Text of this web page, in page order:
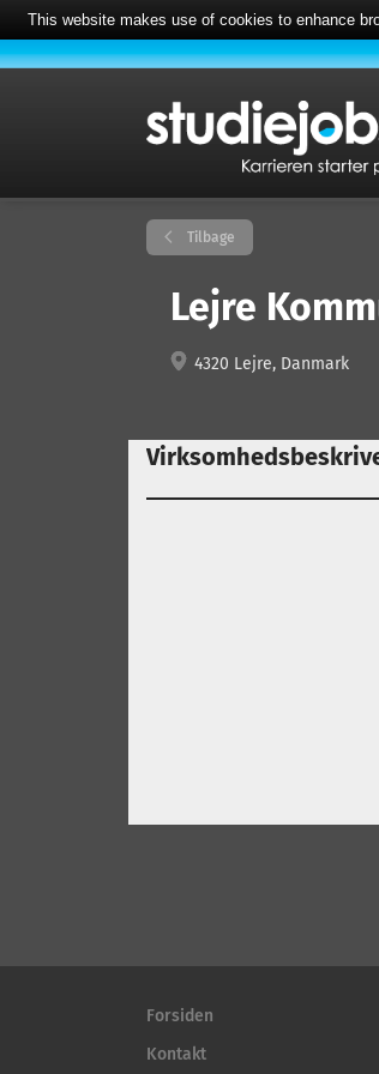
Tilbage
Lejre
4320 Lejre, Danmark
Forsiden
Kontakt
This website makes use of cookies to enhance